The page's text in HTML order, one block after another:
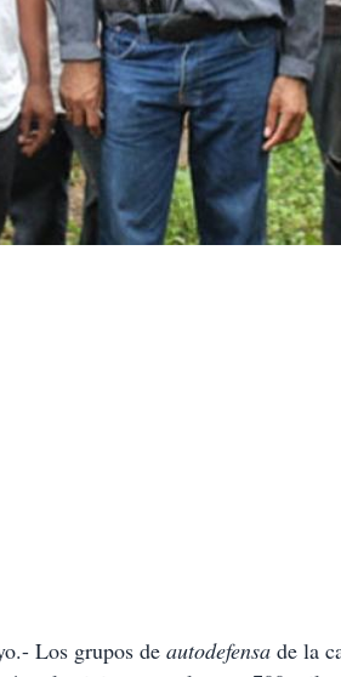
Los grupos de autodefensa de la